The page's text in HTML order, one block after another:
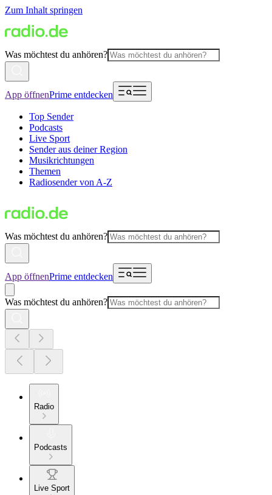
Zum Inhalt springen
Was möchtest du anhören?
App öffnenPrime entdecken
Top Sender
Podcasts
Live Sport
Sender aus deiner Region
Musikrichtungen
Themen
Radiosender von A-Z
Was möchtest du anhören?
App öffnenPrime entdecken
Was möchtest du anhören?
Radio
Podcasts
Live Sport